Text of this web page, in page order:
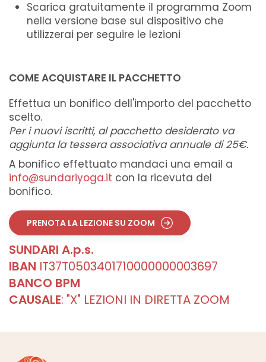
Scarica gratuitamente il programma Zoom
nella versione base sul dispositivo che
utilizzerai per seguire le lezioni
COME ACQUISTARE IL PACCHETTO
Effettua un bonifico dell'importo del pacchetto
scelto.
Per i nuovi iscritti, al pacchetto desiderato va
aggiunta la tessera associativa annuale di 25€.
A bonifico effettuato mandaci una email a
info@sundariyoga.it con la ricevuta del
bonifico.
PRENOTA LA LEZIONE SU ZOOM
SUNDARI A.p.s.
IBAN IT37T0503401710000000003697
BANCO BPM
CAUSALE: "X" LEZIONI IN DIRETTA ZOOM